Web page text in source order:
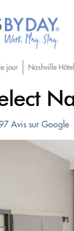
jour Nashville
Avis sur Google